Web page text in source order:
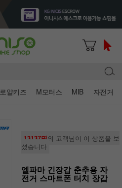
로얄키즈 M모터스 MIB 자전거
13137명의 고객님이 이 상품을 보
셨습니다
엘파마 긴장갑 춘추용 자
전거 스마트폰 터치 장갑